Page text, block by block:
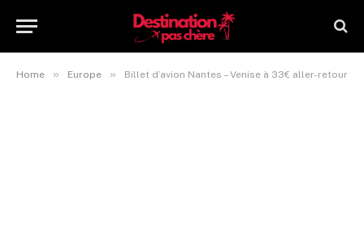
Home » Europe » Billet d’avion Nantes – Venise à 33€ aller-retour